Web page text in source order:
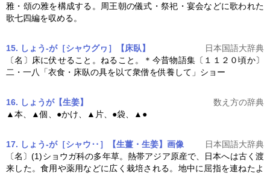
雅・頌の雅を構成する。周王朝の儀式・祭祀・宴会などに歌われた
歌七四編を収める。
15. しょう‐が［シャウグヮ］【床臥】
日本国語大辞典
〔名〕床に伏せること。ねること。＊今昔物語集〔１１２０頃か〕
二・一八「衣食・床臥の具を以て衆僧を供養して」ショー
16. しょうが【生姜】
数え方の辞典
▲本、▲個、●かけ、▲片、●袋、▲●
17. しょう‐が［シャウ‥］【生薑・生姜】 画像
日本国語大辞典
〔名〕(1)ショウガ科の多年草。熱帯アジア原産で、日本へは古く渡
来した。食用や薬用などに広く栽培される。地中に屈指を連ねたよ